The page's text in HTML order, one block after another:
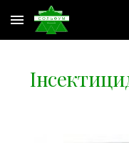
Skip to main content